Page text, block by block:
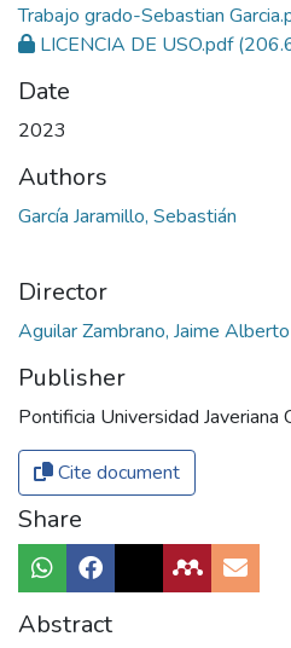
Trabajo grado-Sebastian
LICENCIA DE USO.pdf
Date
2023
Authors
García Jaramillo, Sebastián
Director
Aguilar Zambrano, Jaime Alberto
Publisher
Pontificia Universidad Javeriana
Cite document
Share
Abstract